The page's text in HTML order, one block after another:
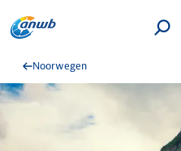
Noorwegen